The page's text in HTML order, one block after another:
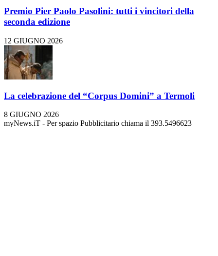
Premio Pier Paolo Pasolini: tutti i vincitori della
seconda edizione
12 GIUGNO 2026
La celebrazione del “Corpus Domini” a Termoli
8 GIUGNO 2026
myNews.iT - Per spazio Pubblicitario chiama il 393.5496623